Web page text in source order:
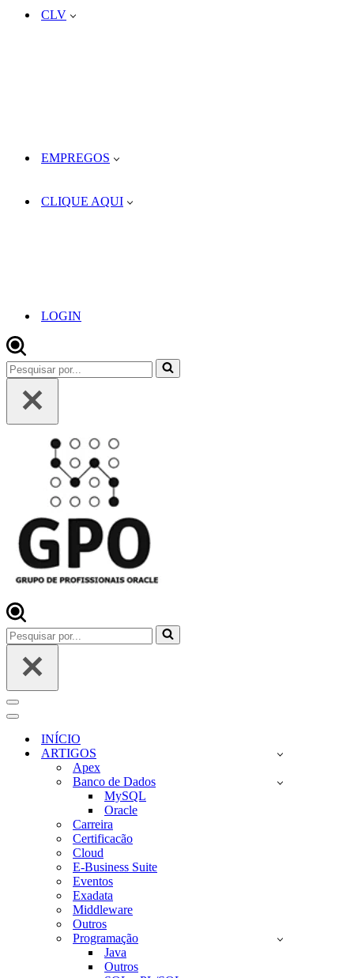
CLV
EMPREGOS
CLIQUE AQUI
LOGIN
Pesquisar
por...
Pesquisar
por...
Menu
de
navegação
Menu
navegaçãoINÍCIO
ARTIGOS
Apex
Banco de Dados
MySQL
Oracle
Carreira
Certificacão
Cloud
E-Business Suite
Eventos
Exadata
Middleware
Outros
Programação
Java
Outros